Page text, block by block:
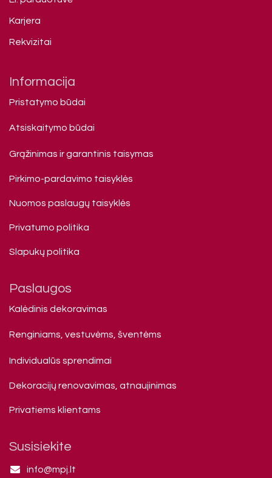
Karjera
Rekvizitai
Informacija
Pristatymo būdai
Atsiskaitymo būdai
Grąžinimas ir garantinis taisymas
Pirkimo-pardavimo taisyklės
Nuomos paslaugų taisyklės
Privatumo politika
Slapukų politika
Paslaugos
Kalėdinis dekoravimas
Renginiams, vestuvėms, šventėms
Individualūs sprendimai
Dekoracijų renovavimas, atnaujinimas
Privatiems klienta​ms
Susisiekite
info@mpj.lt